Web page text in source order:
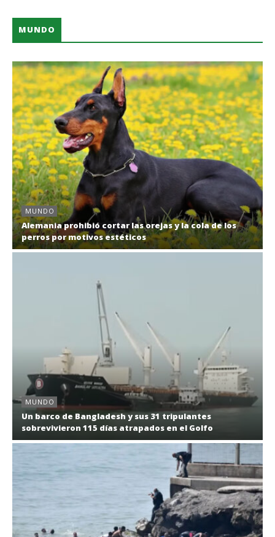
MUNDO
MUNDO
Alemania prohibió cortar las orejas y la cola de los
perros por motivos estéticos
MUNDO
Un barco de Bangladesh y sus 31 tripulantes
sobrevivieron 115 días atrapados en el Golfo